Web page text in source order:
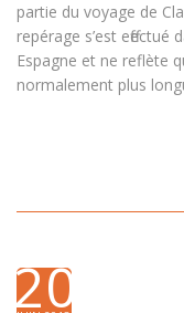
partie du voyage de
repérage s’est effectué
Espagne et ne reflète
normalement plus
20